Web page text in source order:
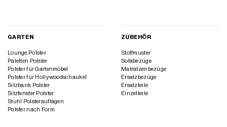
GARTEN
Lounge Polster
Paletten Polster
Polster für Gartenmöbel
Polster für Hollywoodschaukel
Sitzbank Polster
Sitzfenster Polster
Stuhl Polsterauflagen
Polster nach Form
ZUBEHÖR
Stoffmuster
Sofabezüge
Matratzenbezüge
Ersatzbezüge
Ersatzteile
Einzelteile